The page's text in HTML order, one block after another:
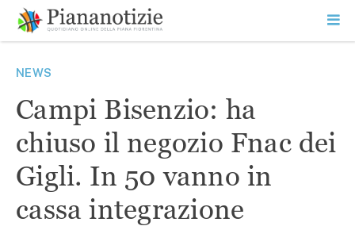
contenuto
SEARCH
NEWS
Campi Bisenzio: ha
chiuso il negozio Fnac dei
Gigli. In 50 vanno in
cassa integrazione